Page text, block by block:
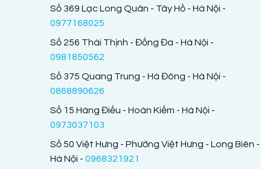
Số 369 Lạc Long Quân - Tây Hồ - Hà Nội -
0977168025
Số 256 Thái Thịnh - Đống Đa - Hà Nội -
0981850562
Số 375 Quang Trung - Hà Đông - Hà Nội -
0868890626
Số 15 Hàng Điếu - Hoàn Kiếm - Hà Nội -
0973037103
Số 50 Việt Hưng - Phường Việt Hưng - Long Biên -
Hà Nội - 0968321921